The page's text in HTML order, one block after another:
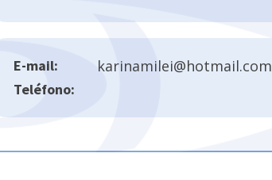
E-mail: karinamilei@hotmail.com
Teléfono: